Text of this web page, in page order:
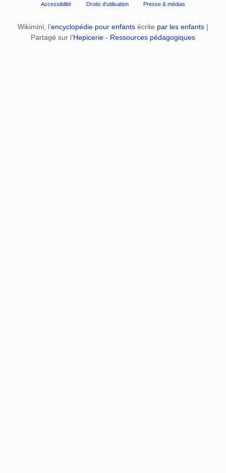
Accessibilité Droits d'utilisation Presse & médias
Wikimini, l’encyclopédie pour enfants écrite par les enfants |
Partagé sur l’Hepicerie - Ressources pédagogiques